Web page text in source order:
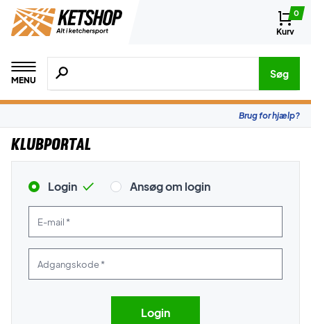
0
Kurv
MENU
Søg efter produkter, mærker etc.
Søg
Brug for hjælp?
Klubportal
Login Ansøg om login